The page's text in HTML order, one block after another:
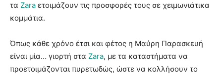
τα Zara ετοιμάζουν τις προσφορές τους σε χειμωνιάτικα
κομμάτια.
Όπως κάθε χρόνο έτσι και φέτος η Μαύρη Παρασκευή
είναι μία… γιορτή στα Zara, με τα καταστήματα να
προετοιμάζονται πυρετωδώς, ώστε να κολλήσουν το